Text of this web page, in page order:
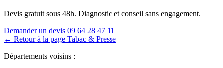
Devis gratuit sous 48h. Diagnostic et conseil sans engagement.
Demander un devis 09 64 28 47 11
← Retour à la page Tabac & Presse
Départements voisins :